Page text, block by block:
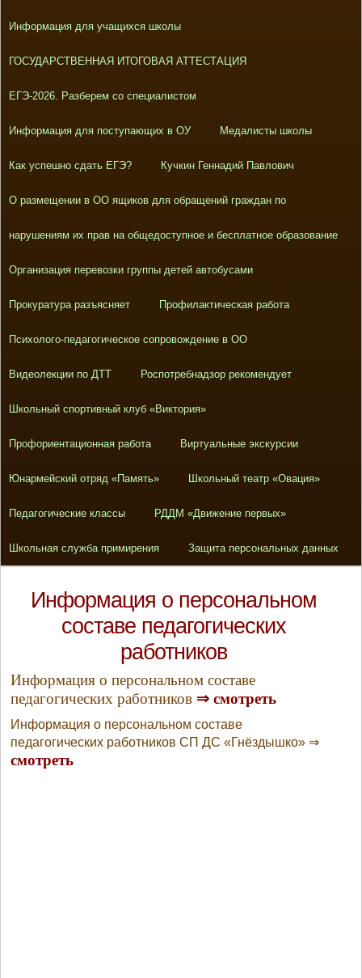
Информация для учащихся школы
ГОСУДАРСТВЕННАЯ ИТОГОВАЯ АТТЕСТАЦИЯ
ЕГЭ-2026. Разберем со специалистом
Информация для поступающих в ОУ Медалисты школы
Как успешно сдать ЕГЭ? Кучкин Геннадий Павлович
О размещении в ОО ящиков для обращений граждан по
нарушениям их прав на общедоступное и бесплатное образование
Организация перевозки группы детей автобусами
Прокуратура разъясняет Профилактическая работа
Психолого-педагогическое сопровождение в ОО
Видеолекции по ДТТ Роспотребнадзор рекомендует
Школьный спортивный клуб «Виктория»
Профориентационная работа Виртуальные экскурсии
Юнармейский отряд «Память» Школьный театр «Овация»
Педагогические классы РДДМ «Движение первых»
Школьная служба примирения Защита персональных данных
Информация о персональном
составе педагогических
работников
Информация о персональном составе
педагогических работников ⇒смотреть
Информация о персональном составе
педагогических работников СП ДС «Гнёздышко» ⇒
смотреть